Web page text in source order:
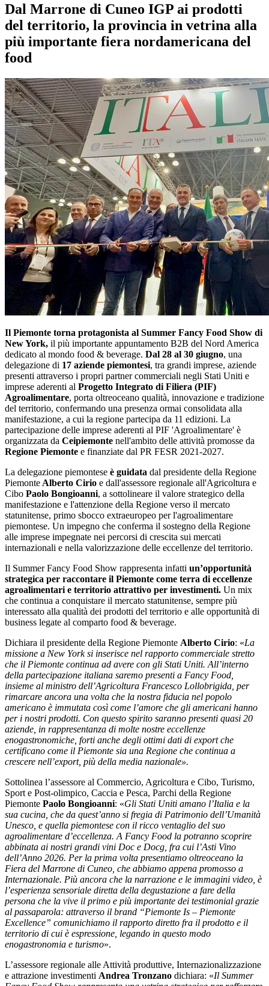
Dal Marrone di Cuneo IGP ai prodotti
del territorio, la provincia in vetrina alla
più importante fiera nordamericana del
food
Il Piemonte torna protagonista al Summer Fancy Food Show di
New York, il più importante appuntamento B2B del Nord America
dedicato al mondo food & beverage. Dal 28 al 30 giugno, una
delegazione di 17 aziende piemontesi, tra grandi imprese, aziende
presenti attraverso i propri partner commerciali negli Stati Uniti e
imprese aderenti al Progetto Integrato di Filiera (PIF)
Agroalimentare, porta oltreoceano qualità, innovazione e tradizione
del territorio, confermando una presenza ormai consolidata alla
manifestazione, a cui la regione partecipa da 11 edizioni. La
partecipazione delle imprese aderenti al PIF 'Agroalimentare' è
organizzata da Ceipiemonte nell'ambito delle attività promosse da
Regione Piemonte e finanziate dal PR FESR 2021-2027.
La delegazione piemontese è guidata dal presidente della Regione
Piemonte Alberto Cirio e dall'assessore regionale all'Agricoltura e
Cibo Paolo Bongioanni, a sottolineare il valore strategico della
manifestazione e l'attenzione della Regione verso il mercato
statunitense, primo sbocco extraeuropeo per l'agroalimentare
piemontese. Un impegno che conferma il sostegno della Regione
alle imprese impegnate nei percorsi di crescita sui mercati
internazionali e nella valorizzazione delle eccellenze del territorio.
Il Summer Fancy Food Show rappresenta infatti un’opportunità
strategica per raccontare il Piemonte come terra di eccellenze
agroalimentari e territorio attrattivo per investimenti. Un mix
che continua a conquistare il mercato statunitense, sempre più
interessato alla qualità dei prodotti del territorio e alle opportunità di
business legate al comparto food & beverage.
Dichiara il presidente della Regione Piemonte Alberto Cirio: «La
missione a New York si inserisce nel rapporto commerciale stretto
che il Piemonte continua ad avere con gli Stati Uniti. All’interno
della partecipazione italiana saremo presenti a Fancy Food,
insieme al ministro dell’Agricoltura Francesco Lollobrigida, per
rimarcare ancora una volta che la nostra fiducia nel popolo
americano è immutata così come l’amore che gli americani hanno
per i nostri prodotti. Con questo spirito saranno presenti quasi 20
aziende, in rappresentanza di molte nostre eccellenze
enogastronomiche, forti anche degli ottimi dati di export che
certificano come il Piemonte sia una Regione che continua a
crescere nell’export, più della media nazionale».
Sottolinea l’assessore al Commercio, Agricoltura e Cibo, Turismo,
Sport e Post-olimpico, Caccia e Pesca, Parchi della Regione
Piemonte Paolo Bongioanni: «Gli Stati Uniti amano l’Italia e la
sua cucina, che da quest’anno si fregia di Patrimonio dell’Umanità
Unesco, e quella piemontese con il ricco ventaglio del suo
agroalimentare d’eccellenza. A Fancy Food la potranno scoprire
abbinata ai nostri grandi vini Doc e Docg, fra cui l’Asti Vino
dell’Anno 2026. Per la prima volta presentiamo oltreoceano la
Fiera del Marrone di Cuneo, che abbiamo appena promosso a
Internazionale. Più ancora che la narrazione e le immagini video, è
l’esperienza sensoriale diretta della degustazione a fare della
persona che la vive il primo e più importante dei testimonial grazie
al passaparola: attraverso il brand “Piemonte Is – Piemonte
Excellence” comunichiamo il rapporto diretto fra il prodotto e il
territorio di cui è espressione, legando in questo modo
enogastronomia e turismo».
L’assessore regionale alle Attività produttive, Internazionalizzazione
e attrazione investimenti Andrea Tronzano dichiara: «Il Summer